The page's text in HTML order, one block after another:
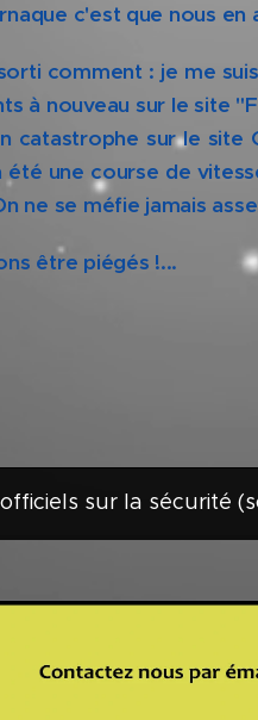
c'est que nous en
comment : je me
à nouveau sur le site
catastrophe sur le site
été une course de
ne se méfie jamais
être piégés !...
sur la sécurité